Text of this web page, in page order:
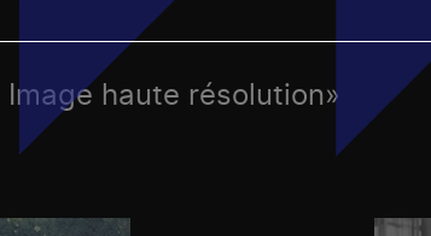
haute résolution»